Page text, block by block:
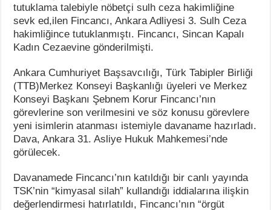
tutuklama talebiyle nöbetçi sulh ceza hakimliğine
sevk ed,ilen Fincancı, Ankara Adliyesi 3. Sulh Ceza
hakimliğince tutuklanmıştı. Fincancı, Sincan Kapalı
Kadın Cezaevine gönderilmişti.
Ankara Cumhuriyet Başsavcılığı, Türk Tabipler Birliği
(TTB)Merkez Konseyi Başkanlığı üyeleri ve Merkez
Konseyi Başkanı Şebnem Korur Fincancı’nın
görevlerine son verilmesini ve söz konusu görevlere
yeni isimlerin atanması istemiyle davaname hazırladı.
Dava, Ankara 31. Asliye Hukuk Mahkemesi’nde
görülecek.
Davanamede Fincancı’nın katıldığı bir canlı yayında
TSK’nin “kimyasal silah” kullandığı iddialarına ilişkin
değerlendirmesi hatırlatıldı, Fincancı’nın “örgüt